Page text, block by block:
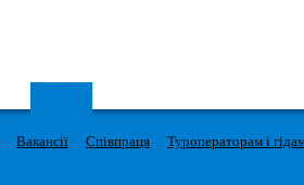
Вакансії Співпраця Туроператорам і